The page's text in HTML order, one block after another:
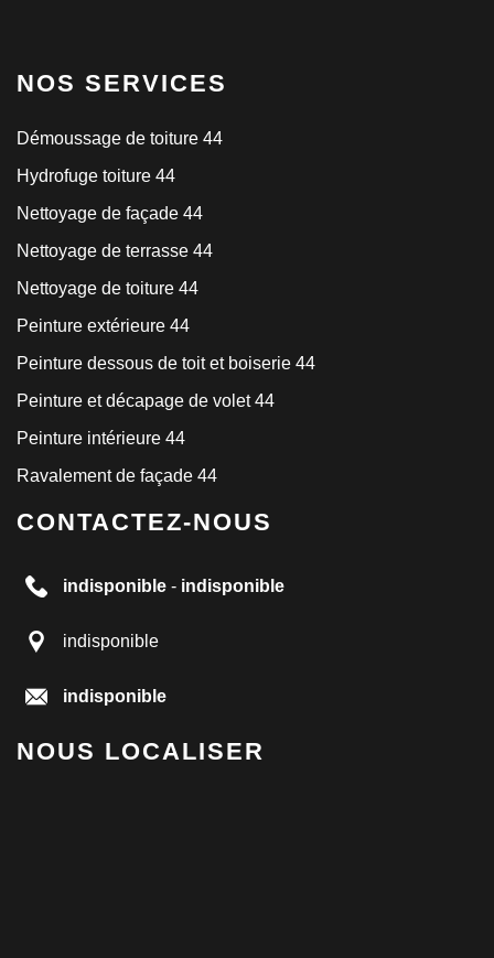
NOS SERVICES
Démoussage de toiture 44
Hydrofuge toiture 44
Nettoyage de façade 44
Nettoyage de terrasse 44
Nettoyage de toiture 44
Peinture extérieure 44
Peinture dessous de toit et boiserie 44
Peinture et décapage de volet 44
Peinture intérieure 44
Ravalement de façade 44
CONTACTEZ-NOUS
indisponible - indisponible
indisponible
indisponible
NOUS LOCALISER